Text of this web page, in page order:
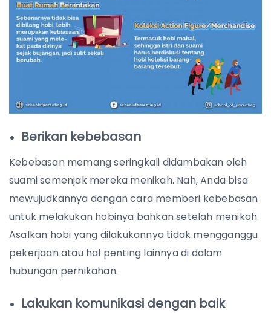
Berikan kebebasan
Kebebasan memang seringkali didambakan oleh
suami semenjak mereka menikah. Nah, Anda bisa
mewujudkannya dengan cara memberi kebebasan
untuk melakukan hobinya bahkan setelah menikah.
Asalkan hobi yang dilakukannya tidak mengganggu
pekerjaan atau hal penting lainnya di dalam
hubungan pernikahan.
Lakukan komunikasi dengan baik